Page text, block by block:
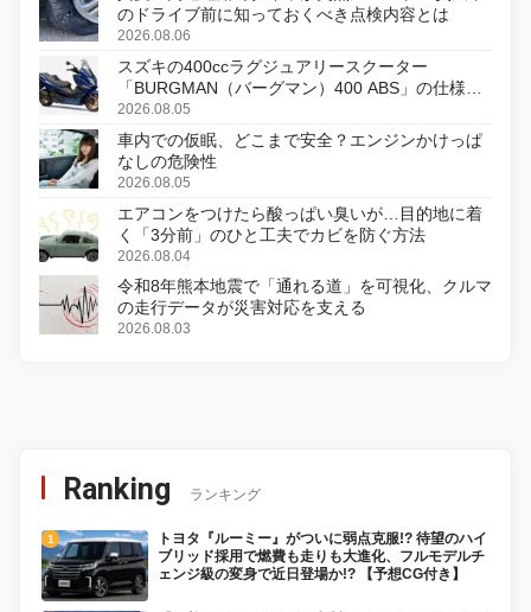
のドライブ前に知っておくべき点検内容とは
2026.08.06
スズキの400ccラグジュアリースクーター
「BURGMAN（バーグマン）400 ABS」の仕様を
変更し、8月18日に発売
2026.08.05
車内での仮眠、どこまで安全？エンジンかけっぱ
なしの危険性
2026.08.05
エアコンをつけたら酸っぱい臭いが…目的地に着
く「3分前」のひと工夫でカビを防ぐ方法
2026.08.04
令和8年熊本地震で「通れる道」を可視化、クルマ
の走行データが災害対応を支える
2026.08.03
Ranking ランキング
トヨタ『ルーミー』がついに弱点克服!? 待望のハイ
ブリッド採用で燃費も走りも大進化、フルモデルチ
ェンジ級の変身で近日登場か!? 【予想CG付き】